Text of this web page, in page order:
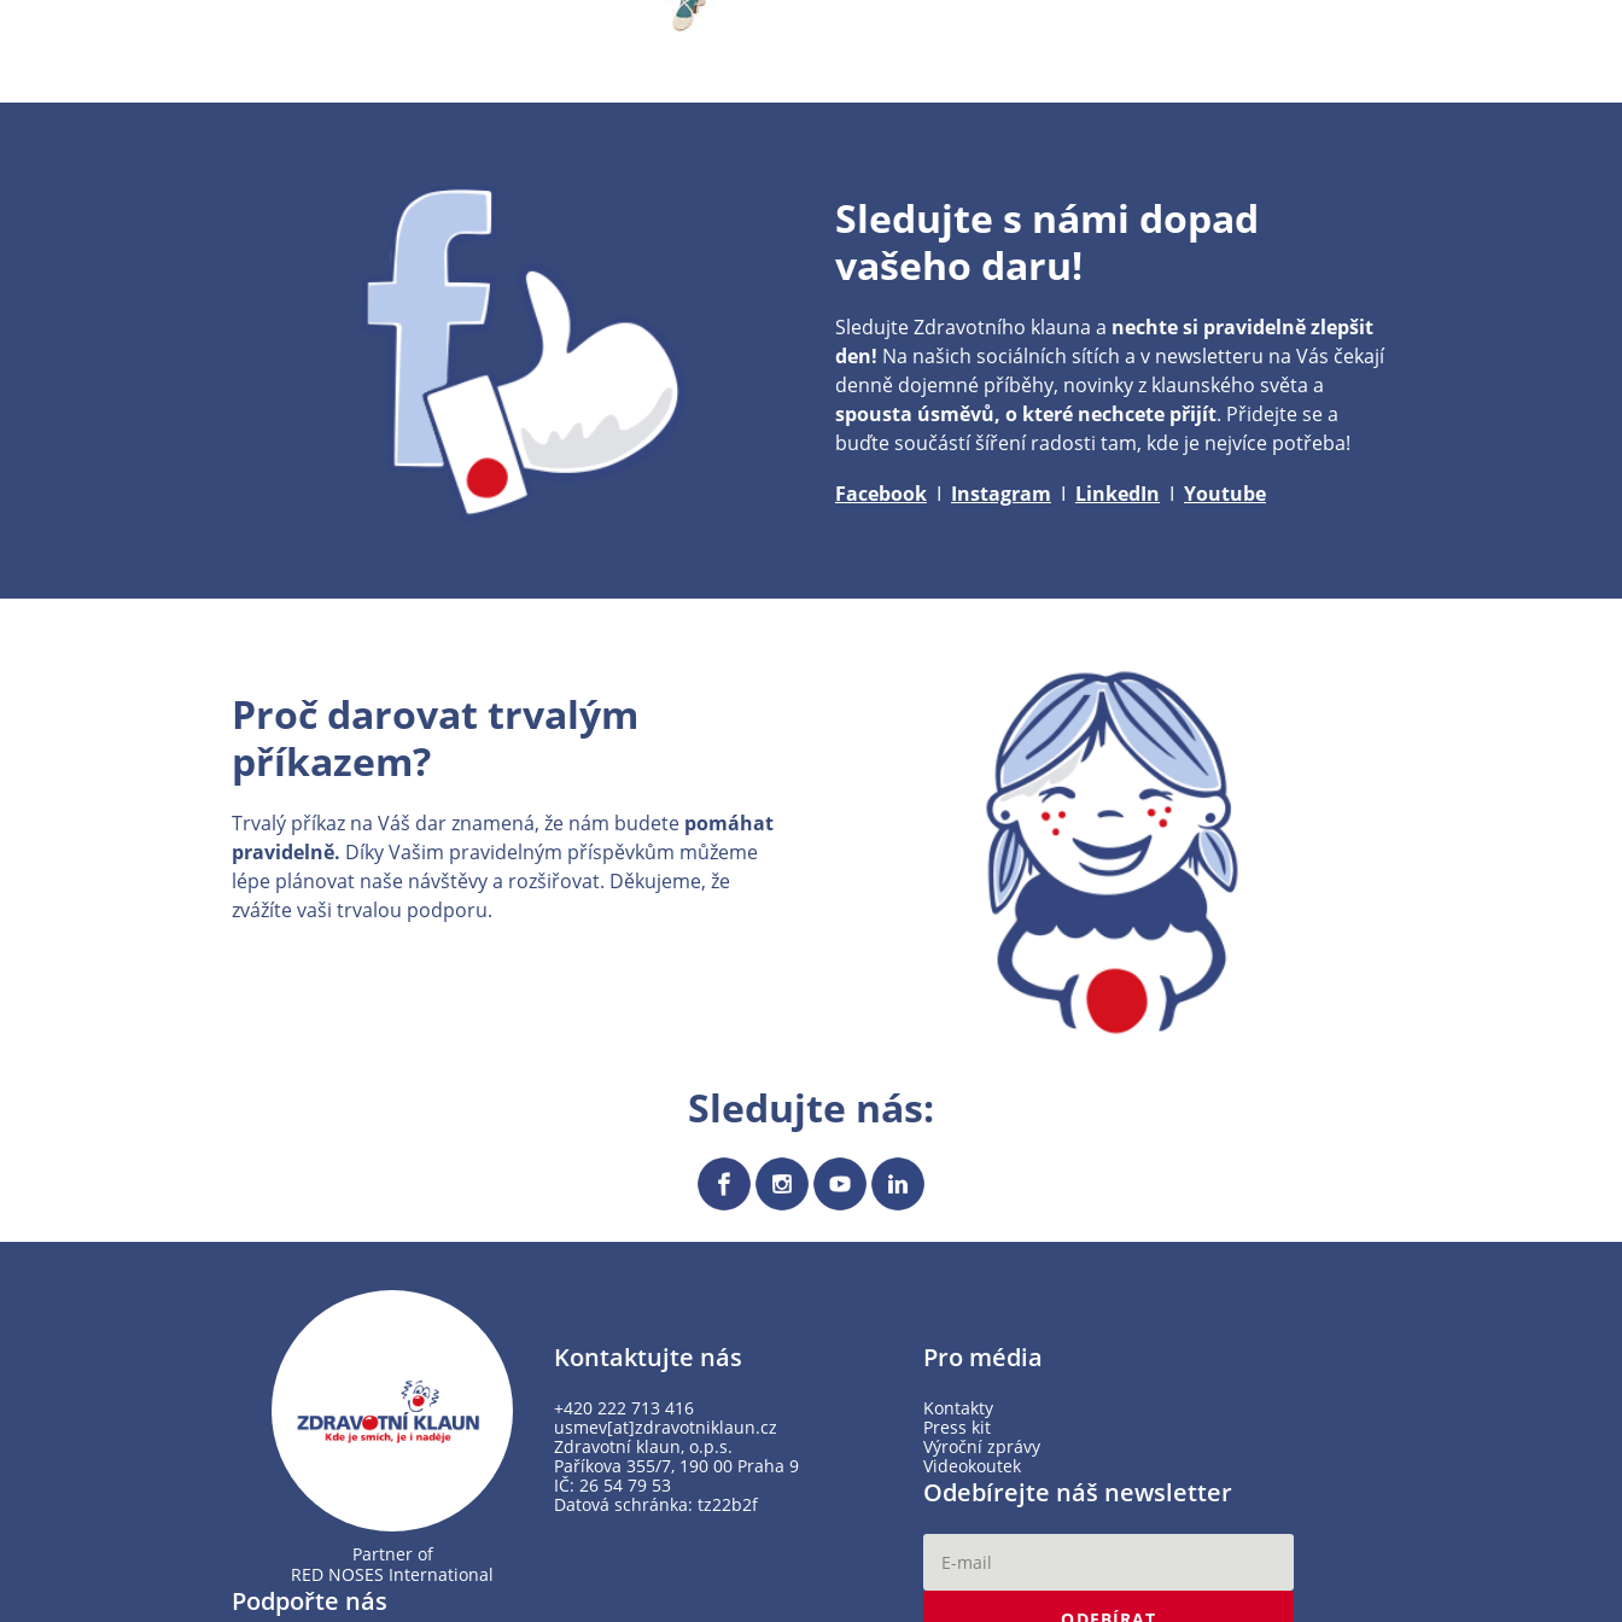
Sledujte s námi dopad
vašeho daru!
Sledujte Zdravotního klauna a nechte si pravidelně zlepšit
den! Na našich sociálních sítích a v newsletteru na Vás čekají
denně dojemné příběhy, novinky z klaunského světa a
spousta úsměvů, o které nechcete přijít. Přidejte se a
buďte součástí šíření radosti tam, kde je nejvíce potřeba!
Facebook I Instagram I LinkedIn I Youtube
Proč darovat trvalým
příkazem?
Trvalý příkaz na Váš dar znamená, že nám budete pomáhat
pravidelně. Díky Vašim pravidelným příspěvkům můžeme
lépe plánovat naše návštěvy a rozšiřovat. Děkujeme, že
zvážíte vaši trvalou podporu.
Sledujte nás:
Partner of
RED NOSES International
Podpořte nás
Kontaktujte nás
+420 222 713 416
usmev[at]zdravotniklaun.cz
Zdravotní klaun, o.p.s.
Paříkova 355/7, 190 00 Praha 9
IČ: 26 54 79 53
Datová schránka: tz22b2f
Pro média
Kontakty
Press kit
Výroční zprávy
Videokoutek
Odebírejte náš newsletter